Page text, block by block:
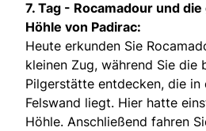
7. Tag - Rocamadour und
Höhle von Padirac:
Heute erkunden Sie
kleinen Zug, während Sie die
Pilgerstätte entdecken, die in
Felswand liegt. Hier hatte
Höhle. Anschließend fahren